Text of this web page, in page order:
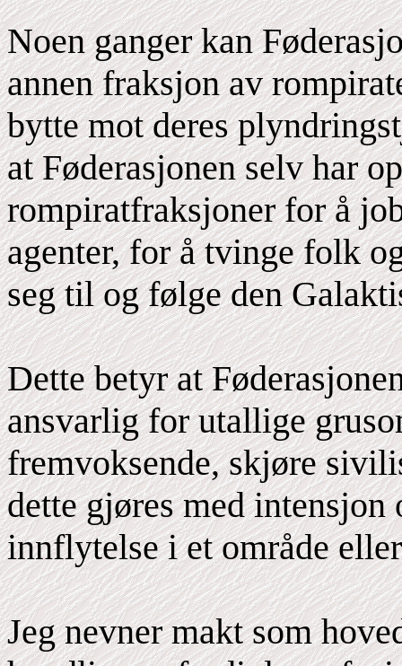
Noen ganger kan
annen fraksjon av
bytte mot deres
at Føderasjonen selv har
rompiratfraksjoner for å
agenter, for å tvinge folk
seg til og følge den
Dette betyr at
ansvarlig for utallige
fremvoksende, skjøre
dette gjøres med
innflytelse i et område
Jeg nevner makt som